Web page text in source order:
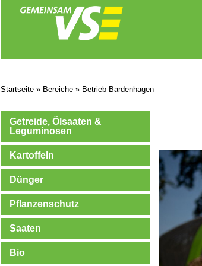
Startseite » Bereiche » Betrieb Bardenhagen
Getreide, Ölsaaten &
Leguminosen
Kartoffeln
Dünger
Pflanzenschutz
Saaten
Bio